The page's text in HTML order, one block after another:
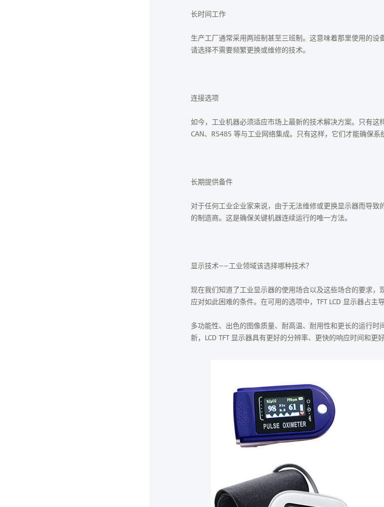
长时间工作
生产工厂通常采用两班制甚至三班制。这意味着那里使用的
请选择不需要频繁更换或维修的技术。
连接选项
如今，工业机器必须适应市场上最新的技术解决方案。只有这
CAN、RS485 等与工业网络集成。只有这样，它们才能确保系
长期提供备件
对于任何工业企业家来说，由于无法维修或更换显示器而导
的制造商。这是确保关键机器连续运行的唯一方法。
显示技术——工业领域该选择哪种技术？
现在我们知道了工业显示器的使用场合以及这些场合的要求
应对如此困难的条件。在可用的选项中，TFT LCD 显示器占主
多功能性、出色的图像质量、耐高温、耐用性和更长的运行
新，LCD TFT 显示器具有更好的分辨率、更快的响应时间和更